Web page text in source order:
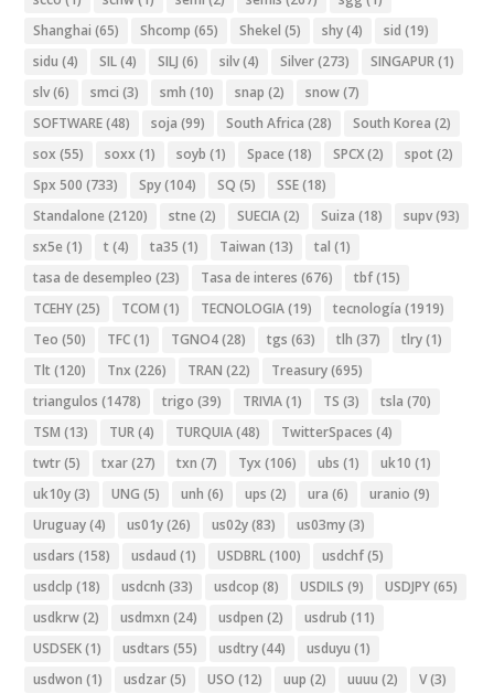
Shanghai (65) Shcomp (65) Shekel (5) shy(4) sid (19)
sidu (4) SIL(4) SILJ (6) silv(4) Silver(273) SINGAPUR(1)
slv(6) smci (3) smh (10) snap (2) snow(7)
SOFTWARE(48) soja (99) South Africa (28) South Korea (2)
sox (55) soxx (1) soyb (1) Space (18) SPCX(2) spot (2)
Spx 500 (733) Spy(104) SQ (5) SSE(18)
Standalone (2120) stne (2) SUECIA(2) Suiza (18) supv(93)
sx5e (1) t (4) ta35 (1) Taiwan (13) tal (1)
tasa de desempleo (23) Tasa de interes (676) tbf(15)
TCEHY(25) TCOM (1) TECNOLOGIA(19) tecnología (1919)
Teo (50) TFC(1) TGNO4(28) tgs (63) tlh (37) tlry(1)
Tlt (120) Tnx (226) TRAN (22) Treasury(695)
triangulos (1478) trigo (39) TRIVIA(1) TS (3) tsla (70)
TSM (13) TUR(4) TURQUIA(48) TwitterSpaces (4)
twtr(5) txar(27) txn (7) Tyx (106) ubs (1) uk10 (1)
uk10y(3) UNG (5) unh (6) ups (2) ura (6) uranio (9)
Uruguay(4) us01y(26) us02y(83) us03my(3)
usdars (158) usdaud (1) USDBRL(100) usdchf(5)
usdclp (18) usdcnh (33) usdcop (8) USDILS (9) USDJPY(65)
usdkrw(2) usdmxn (24) usdpen (2) usdrub (11)
USDSEK(1) usdtars (55) usdtry(44) usduyu (1)
usdwon (1) usdzar(5) USO (12) uup (2) uuuu (2) V(3)